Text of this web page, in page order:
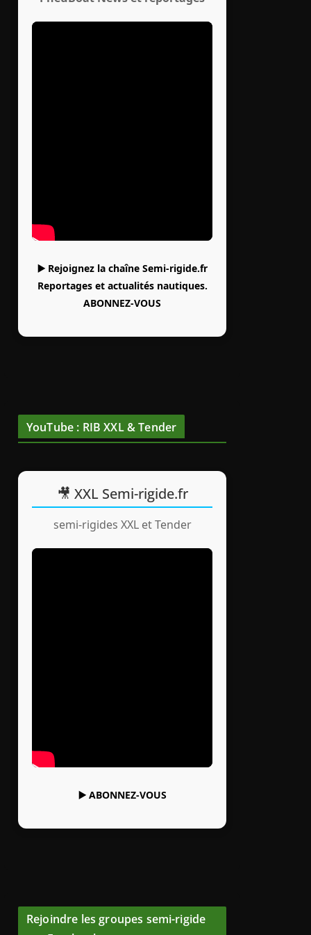
▶️ Rejoignez la chaîne Semi-rigide.fr
Reportages et actualités nautiques.
ABONNEZ-VOUS
YouTube : RIB XXL & Tender
🎥 XXL Semi-rigide.fr
semi-rigides XXL et Tender
▶️ ABONNEZ-VOUS
Rejoindre les groupes semi-rigide